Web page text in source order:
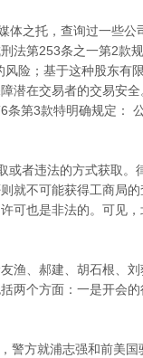
之托，查询过一些公
法第253条之一第2款
险；基于这种股东有
潜在交易者的交易安
第3款特明确规定：
或者违法的方式获取。
就不可能获得工商局
可也是非法的。可见
渔、郝建、胡石根、
两个方面：一是开会
警方就浦志强和前美